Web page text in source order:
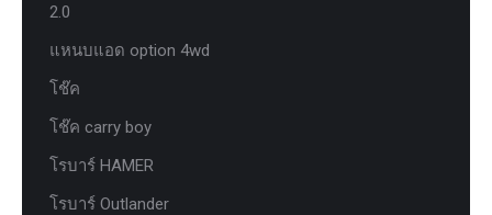
2.0
แหนบแอด option 4wd
โช๊ค
โช๊ค carry boy
โรบาร์ HAMER
โรบาร์ Outlander